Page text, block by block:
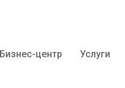
Бизнес-центр Услуги